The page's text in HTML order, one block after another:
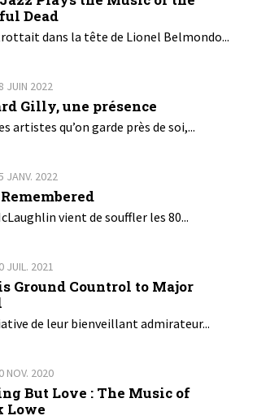
Dead
dans la tête de Lionel Belmondo...
JUIN 2022
Gilly, une présence
artistes qu’on garde près de soi,...
JANV. 2022
vient de souffler les 80...
JUIL. 2021
Ground Countrol to Major
de leur bienveillant admirateur...
NOV. 2020
But Love : The Music of
Lowe